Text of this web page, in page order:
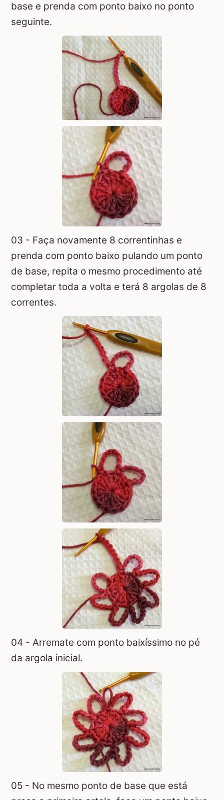
base e prenda com ponto baixo no ponto
seguinte.
03 - Faça novamente 8 correntinhas e
prenda com ponto baixo pulando um ponto
de base, repita o mesmo procedimento até
completar toda a volta e terá 8 argolas de 8
correntes.
04 - Arremate com ponto baixíssimo no pé
da argola inicial.
05 - No mesmo ponto de base que está